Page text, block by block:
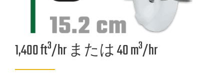
1,400 ft3/hr または 40 m3/hr